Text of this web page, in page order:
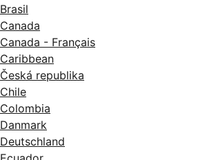
Brasil
Canada
Canada - Français
Caribbean
Česká republika
Chile
Colombia
Danmark
Deutschland